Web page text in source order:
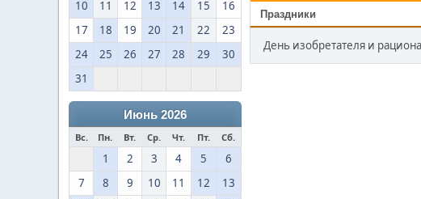
10
11 12 13 14 15
16
17
18 19 20 21 22
23
24
25 26 27 28 29
30
31
Июнь 2026
Вс. Пн. Вт. Ср. Чт. Пт. Сб.
1 2 3 4 5
6
7
8 9 10 11 12
13
Праздники
День изобретателя и